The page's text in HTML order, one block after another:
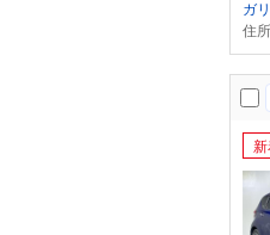
ガ
住